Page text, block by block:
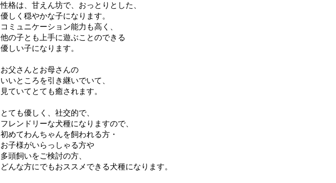
性格は、甘えん坊で、おっとりとした、
優しく穏やかな子になります。
コミュニケーション能力も高く、
他の子とも上手に遊ぶことのできる
優しい子になります。
お父さんとお母さんの
いいところを引き継いでいて、
見ていてとても癒されます。
とても優しく、社交的で、
フレンドリーな犬種になりますので、
初めてわんちゃんを飼われる方・
お子様がいらっしゃる方や
多頭飼いをご検討の方、
どんな方にでもおススメできる犬種になります。